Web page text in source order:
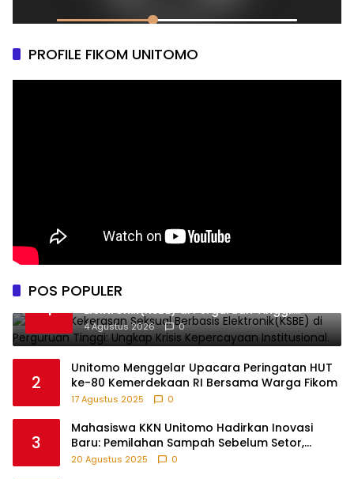
PROFILE FIKOM UNITOMO
POS POPULER
1
Darurat Kekerasan Seksual Berbasis
Elektronik(KSBE) di Perguruan Tinggi:
Ungkap Krisis Kepercayaan Institusional.
4 Agustus 2026 0
2
Unitomo Menggelar Upacara Peringatan HUT
ke-80 Kemerdekaan RI Bersama Warga Fikom
17 Agustus 2025 0
3
Mahasiswa KKN Unitomo Hadirkan Inovasi
Baru: Pemilahan Sampah Sebelum Setor,
Anak-anak Turut Partisipasi Lewat Game
20 Agustus 2025 0